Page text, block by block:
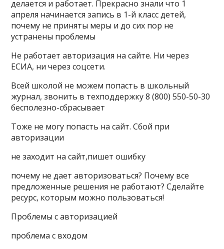
делается и работает. Прекрасно знали что 1
апреля начинается запись в 1-й класс детей,
почему не приняты меры и до сих пор не
устранены проблемы
Не работает авторизация на сайте. Ни через
ЕСИА, ни через соцсети.
Всей школой не можем попасть в школьный
журнал, звонить в техподдержку 8 (800) 550-50-30
бесполезно-сбрасывает
Тоже не могу попасть на сайт. Сбой при
авторизации
не заходит на сайт,пишет ошибку
почему не дает авторизоваться? Почему все
предложенные решения не работают? Сделайте
ресурс, которым можно пользоваться!
Проблемы с авторизацией
проблема с входом